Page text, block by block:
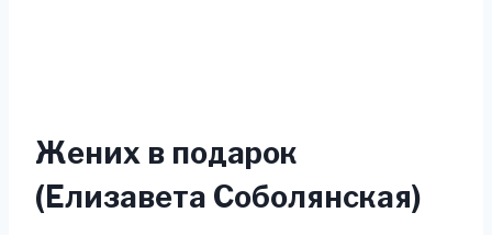
Жених в подарок
(Елизавета Соболянская)